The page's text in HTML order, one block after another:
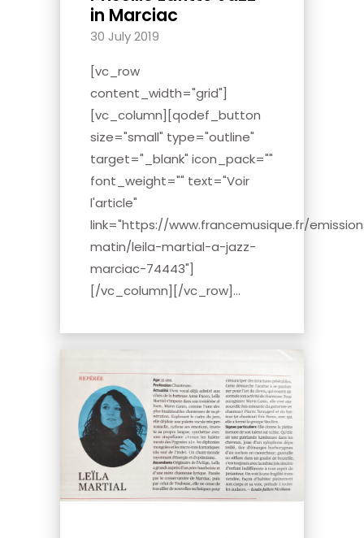
in Marciac
30 July 2019
[vc_row
content_width="grid"]
[vc_column][qodef_button
size="small" type="outline"
target="_blank" icon_pack=""
font_weight="" text="Voir
l'article"
link="https://www.francemusique.fr/
matin/leila-martial-a-jazz-
marciac-74443"]
[/vc_column][/vc_row]...